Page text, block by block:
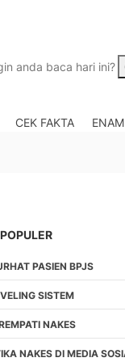
CEK FAKTA
PASIEN BPJS
SISTEM
NAKES
NAKES DI MEDIA